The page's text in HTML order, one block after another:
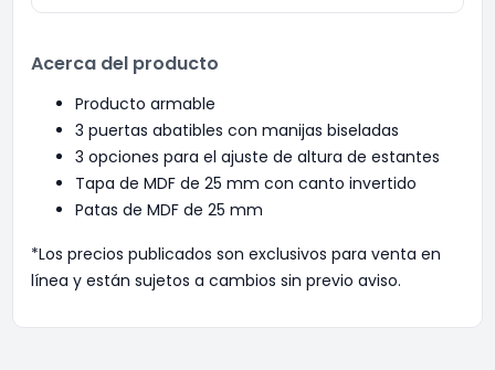
Acerca del producto
Producto armable
3 puertas abatibles con manijas biseladas
3 opciones para el ajuste de altura de estantes
Tapa de MDF de 25 mm con canto invertido
Patas de MDF de 25 mm
*Los precios publicados son exclusivos para venta en
línea y están sujetos a cambios sin previo aviso.